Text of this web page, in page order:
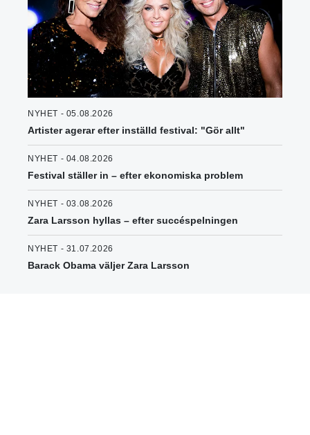
NYHET - 05.08.2026
Artister agerar efter inställd festival: "Gör allt"
NYHET - 04.08.2026
Festival ställer in – efter ekonomiska problem
NYHET - 03.08.2026
Zara Larsson hyllas – efter succéspelningen
NYHET - 31.07.2026
Barack Obama väljer Zara Larsson